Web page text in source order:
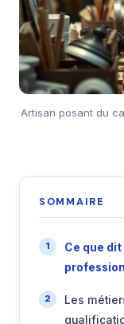
Artisan posant du
SOMMAIRE
Ce que
Les